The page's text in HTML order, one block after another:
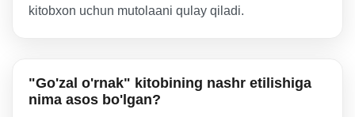
kitobxon uchun mutolaani qulay qiladi.
"Go'zal o'rnak" kitobining nashr etilishiga
nima asos bo'lgan?